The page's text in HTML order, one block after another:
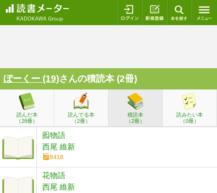
ログイン 新規登録
ぼーくー (19)さんの積読本 (2冊)
読んだ本
（28冊）
読んでる本
（2冊）
積読本
（2冊）
読みたい本
（0冊）
囮物語
西尾 維新
8418
花物語
西尾 維新